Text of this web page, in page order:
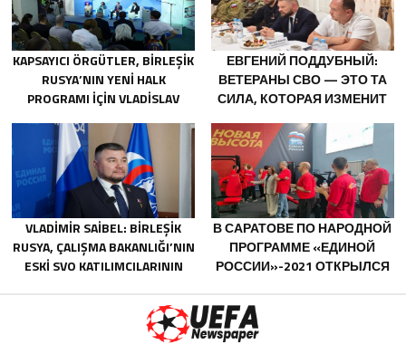
ПЛАТФОРМУ ДЛЯ
ТРУДОУСТРОЙСТВА
ВЕТЕРАНОВ СВО
KAPSAYICI ÖRGÜTLER, BIRLEŞIK
RUSYA’NIN YENI HALK
PROGRAMI IÇIN VLADISLAV
ЕВГЕНИЙ ПОДДУБНЫЙ:
ВЕТЕРАНЫ СВО — ЭТО ТА
СИЛА, КОТОРАЯ ИЗМЕНИТ
VLADIMIR SAIBEL: BIRLEŞIK
RUSYA, ÇALIŞMA BAKANLIĞI’NIN
ESKI SVO KATILIMCILARININ
SÜRECINI BASITLEŞTIRME
KARARINI DESTEKLIYOR
В САРАТОВЕ ПО НАРОДНОЙ
ПРОГРАММЕ «ЕДИНОЙ
РОССИИ»-2021 ОТКРЫЛСЯ
«НОВАЯ ВЫСОТА»